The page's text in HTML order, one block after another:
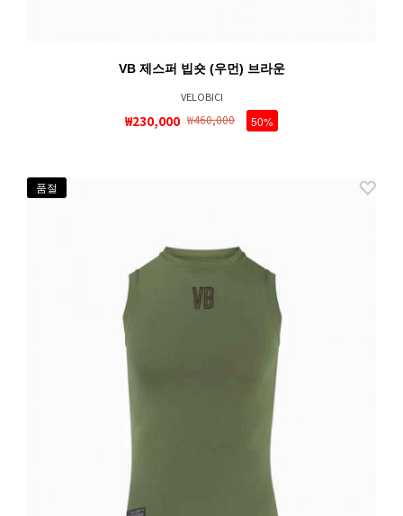
VB 제스퍼 빕숏 (우먼) 브라운
VELOBICI
₩230,000 ₩460,000 50%
품절